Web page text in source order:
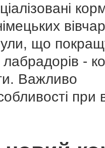
що
-
Важливо
при